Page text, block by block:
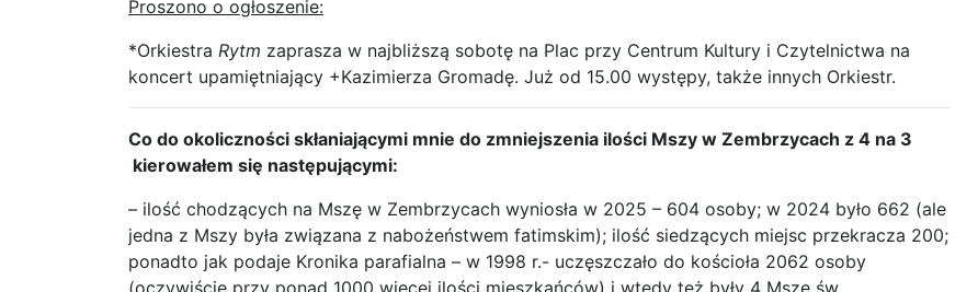
Proszono o ogłoszenie:
*Orkiestra Rytm zaprasza w najbliższą sobotę na Plac przy Centrum Kultury i Czytelnictwa na
koncert upamiętniający +Kazimierza Gromadę. Już od 15.00 występy, także innych Orkiestr.
Co do okoliczności skłaniającymi mnie do zmniejszenia ilości Mszy w Zembrzycach z 4 na 3
kierowałem się następującymi:
– ilość chodzących na Mszę w Zembrzycach wyniosła w 2025 – 604 osoby; w 2024 było 662 (ale
jedna z Mszy była związana z nabożeństwem fatimskim); ilość siedzących miejsc przekracza 200;
ponadto jak podaje Kronika parafialna – w 1998 r.- uczęszczało do kościoła 2062 osoby
(oczywiście przy ponad 1000 więcej ilości mieszkańców) i wtedy też były 4 Msze św.